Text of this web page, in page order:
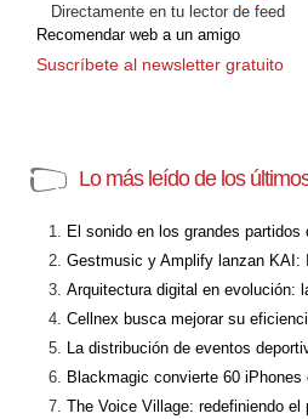
Directamente en tu lector de feed
Recomendar web a un amigo
Suscríbete al newsletter gratuito
Lo más leído de los
El sonido en los grandes
Gestmusic y Amplify lanzan KAI:
Arquitectura digital en evolución:
Cellnex busca mejorar su
La distribución de eventos
Blackmagic convierte 60
The Voice Village: redefiniendo el